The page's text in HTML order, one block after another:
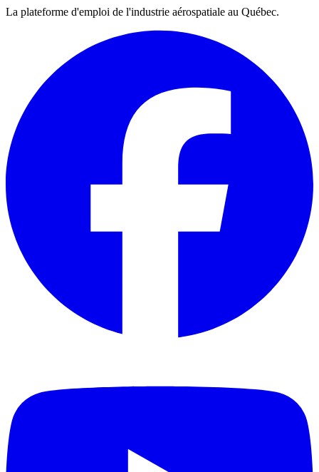
La plateforme d'emploi de l'industrie aérospatiale au Québec.